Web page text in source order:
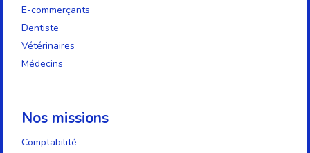
E-commerçants
Dentiste
Vétérinaires
Médecins
Nos missions
Comptabilité